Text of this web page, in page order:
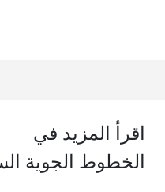
اقرأ المزيد في
الخطوط الجوية